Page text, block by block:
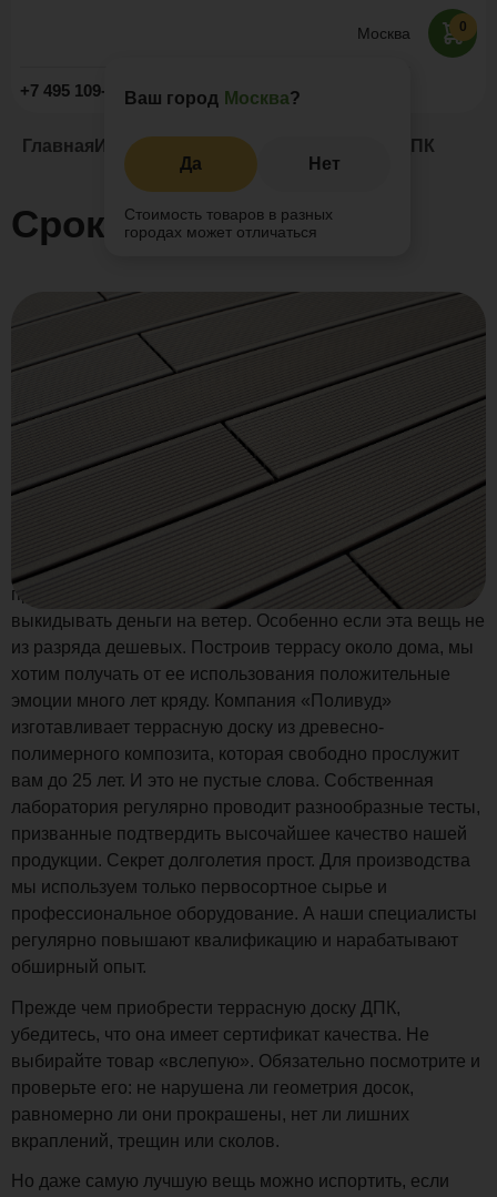
Москва
Ваш город Москва?
Да Нет
Стоимость товаров в разных
городах может отличаться
+7 495 109-52-09 Заказать звонок
0
Главная Информация Статьи Срок службы ДПК
Срок службы ДПК
Покупая какую-то вещь, мы рассчитываем, что она
прослужит нам, как можно дольше. Никто не любит
выкидывать деньги на ветер. Особенно если эта вещь не
из разряда дешевых. Построив террасу около дома, мы
хотим получать от ее использования положительные
эмоции много лет кряду. Компания «Поливуд»
изготавливает террасную доску из древесно-
полимерного композита, которая свободно прослужит
вам до 25 лет. И это не пустые слова. Собственная
лаборатория регулярно проводит разнообразные тесты,
призванные подтвердить высочайшее качество нашей
продукции. Секрет долголетия прост. Для производства
мы используем только первосортное сырье и
профессиональное оборудование. А наши специалисты
регулярно повышают квалификацию и нарабатывают
обширный опыт.
Прежде чем приобрести террасную доску ДПК,
убедитесь, что она имеет сертификат качества. Не
выбирайте товар «вслепую». Обязательно посмотрите и
проверьте его: не нарушена ли геометрия досок,
равномерно ли они прокрашены, нет ли лишних
вкраплений, трещин или сколов.
Но даже самую лучшую вещь можно испортить, если